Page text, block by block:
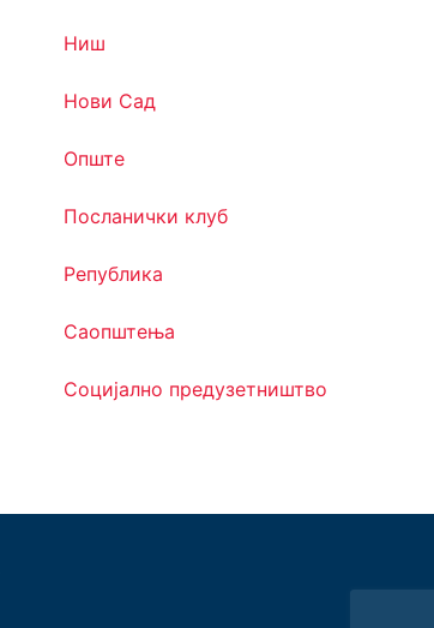
Ниш
Нови Сад
Опште
Посланички клуб
Република
Саопштења
Социјално предузетништво